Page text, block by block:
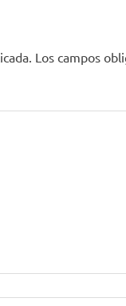
Los campos